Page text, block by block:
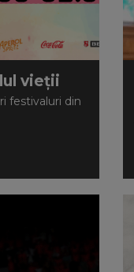
vieții
festivaluri din